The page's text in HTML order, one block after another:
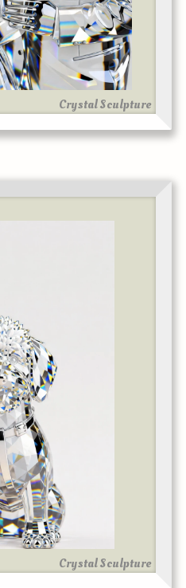
Crystal Sculpture
Crystal Sculpture